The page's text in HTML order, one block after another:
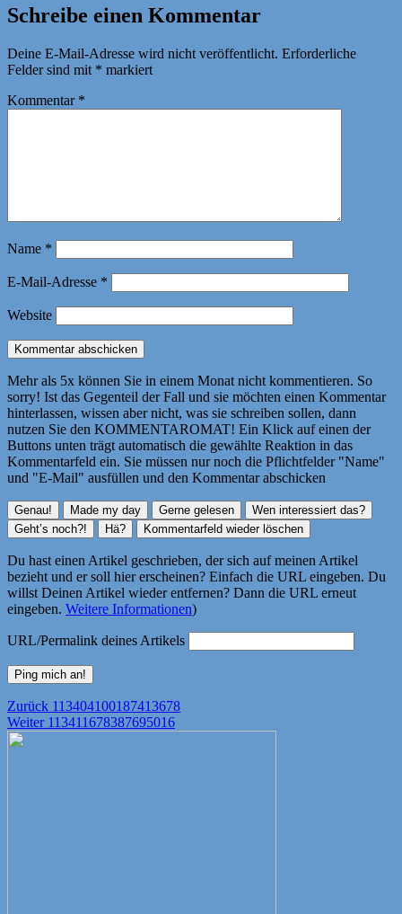
Schreibe einen Kommentar
Deine E-Mail-Adresse wird nicht veröffentlicht. Erforderliche
Felder sind mit * markiert
Kommentar *
Name *
E-Mail-Adresse *
Website
Mehr als 5x können Sie in einem Monat nicht kommentieren. So
sorry! Ist das Gegenteil der Fall und sie möchten einen Kommentar
hinterlassen, wissen aber nicht, was sie schreiben sollen, dann
nutzen Sie den KOMMENTAROMAT! Ein Klick auf einen der
Buttons unten trägt automatisch die gewählte Reaktion in das
Kommentarfeld ein. Sie müssen nur noch die Pflichtfelder "Name"
und "E-Mail" ausfüllen und den Kommentar abschicken
Du hast einen Artikel geschrieben, der sich auf meinen Artikel
bezieht und er soll hier erscheinen? Einfach die URL eingeben. Du
willst Deinen Artikel wieder entfernen? Dann die URL erneut
eingeben. Weitere Informationen)
URL/Permalink deines Artikels
Beitragsnavigation
Zurück Vorheriger
Beitrag:
113404100187413678
Weiter Nächster
113411678387695016